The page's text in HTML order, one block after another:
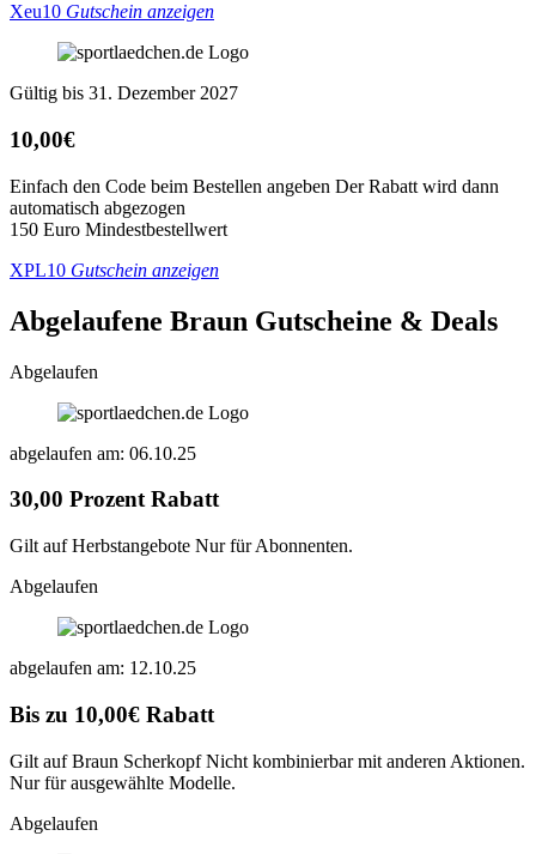
Xeu10 Gutschein anzeigen
Gültig bis 31. Dezember 2027
10,00€
Einfach den Code beim Bestellen angeben Der Rabatt wird dann
automatisch abgezogen
150 Euro Mindestbestellwert
XPL10 Gutschein anzeigen
Abgelaufene Braun Gutscheine & Deals
Abgelaufen
abgelaufen am: 06.10.25
30,00 Prozent Rabatt
Gilt auf Herbstangebote Nur für Abonnenten.
Abgelaufen
abgelaufen am: 12.10.25
Bis zu 10,00€ Rabatt
Gilt auf Braun Scherkopf Nicht kombinierbar mit anderen Aktionen.
Nur für ausgewählte Modelle.
Abgelaufen